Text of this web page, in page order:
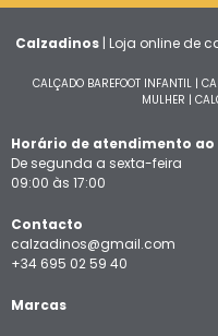
Calzadinos| Loja online de
CALÇADO BAREFOOT INFANTIL |
MULHER |
Horário de atendimento
De segunda a sexta-feira
09:00 às 17:00
Contacto
calzadinos@gmail.com
+34 695 02 59 40
Marcas